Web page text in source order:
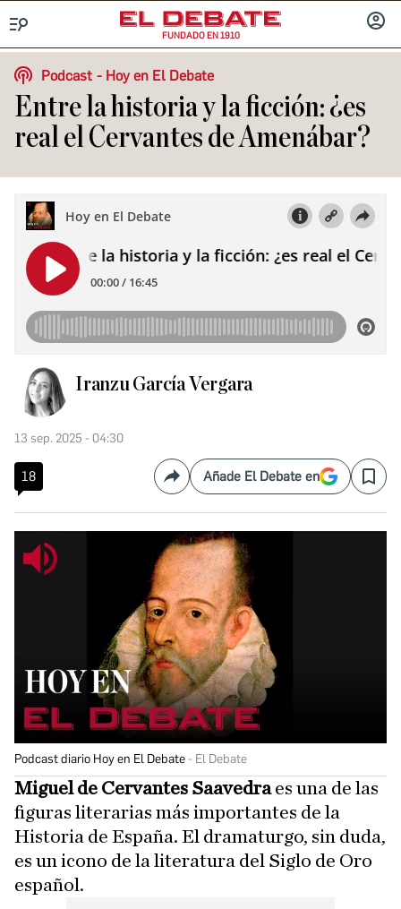
FUNDADO EN 1910
SESIÓN
Podcast
Hoy en El Debate
Entre la historia y la ficción: ¿es
real el Cervantes de Amenábar?
Iranzu García Vergara
13 sep. 2025 - 04:30
18 CompartirAñade El Debate en Save
Podcast diario Hoy en El Debate El Debate
Miguel de Cervantes Saavedraes una de las
figuras literarias más importantes de la
Historia de España. El dramaturgo, sin duda,
es un icono de la literatura del Siglo de Oro
español.